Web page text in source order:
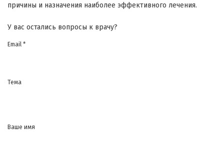
причины и назначения наиболее эффективного лечения.
У вас остались вопросы к врачу?
Email *
Тема
Ваше имя